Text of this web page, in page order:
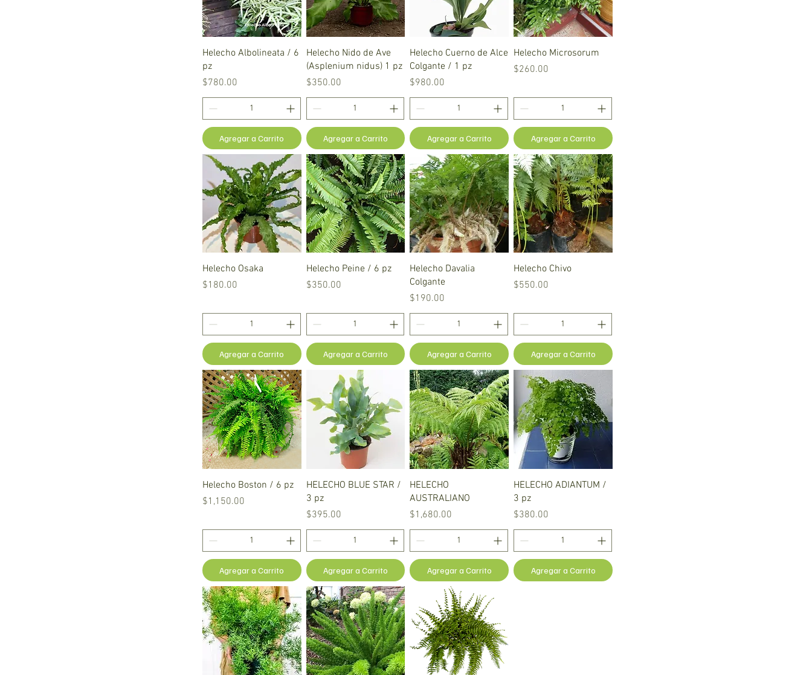
Vista rápida
Helecho Albolineata / 6
pz
Precio
$780.00
Agregar a Carrito
Vista rápida
Helecho Nido de Ave
(Asplenium nidus) 1 pz
Precio
$350.00
Agregar a Carrito
Vista rápida
Helecho Cuerno de Alce
Colgante / 1 pz
Precio
$980.00
Agregar a Carrito
Vista rápida
Helecho Microsorum
Precio
$260.00
Agregar a Carrito
Vista rápida
Helecho Osaka
Precio
$180.00
Agregar a Carrito
Vista rápida
Helecho Peine / 6 pz
Precio
$350.00
Agregar a Carrito
Vista rápida
Helecho Davalia
Colgante
Precio
$190.00
Agregar a Carrito
Vista rápida
Helecho Chivo
Precio
$550.00
Agregar a Carrito
Vista rápida
Helecho Boston / 6 pz
Precio
$1,150.00
Agregar a Carrito
Vista rápida
HELECHO BLUE STAR /
3 pz
Precio
$395.00
Agregar a Carrito
Vista rápida
HELECHO
AUSTRALIANO
Precio
$1,680.00
Agregar a Carrito
Vista rápida
HELECHO ADIANTUM /
3 pz
Precio
$380.00
Agregar a Carrito